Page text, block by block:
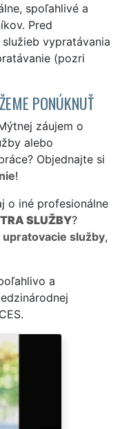
spoľahlivé a
Pred
vypratávania
(pozri
PONÚKNUŤ
záujem o
alebo
Objednajte si
!
o iné profesionálne
SLUŽBY?
upratovacie služby,
a